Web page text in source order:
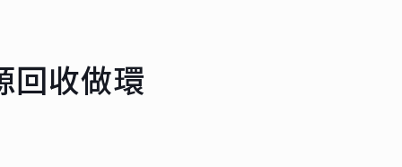
回收做環